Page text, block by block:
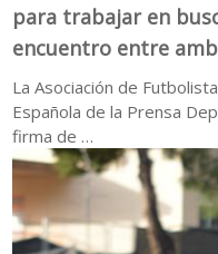
para trabajar en
encuentro entre
La Asociación de
Española de la Prensa
firma de …